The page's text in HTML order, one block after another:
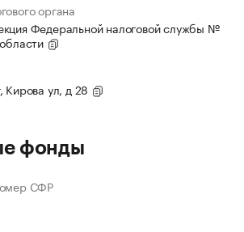
органа
Федеральной налоговой службы №
ул, д 28
фонды
СФР